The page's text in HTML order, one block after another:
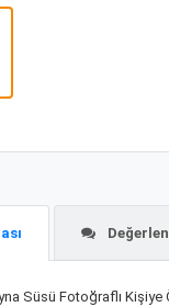
Süsü Fotoğraflı